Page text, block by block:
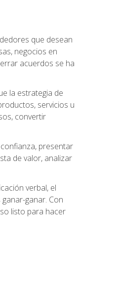
que desean
negocios en
acuerdos se ha
la estrategia de
servicios u
convertir
presentar
de valor, analizar
verbal, el
ganar. Con
listo para hacer